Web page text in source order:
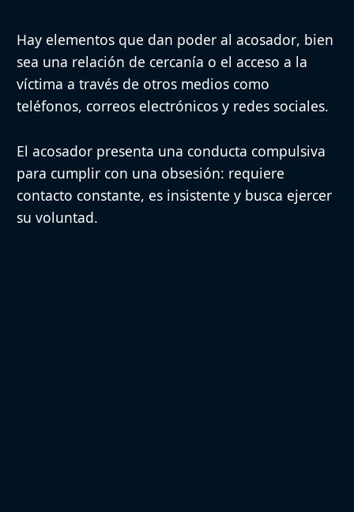
Hay elementos que dan poder al acosador, bien
sea una relación de cercanía o el acceso a la
víctima a través de otros medios como
teléfonos, correos electrónicos y redes sociales.
El acosador presenta una conducta compulsiva
para cumplir con una obsesión: requiere
contacto constante, es insistente y busca ejercer
su voluntad.